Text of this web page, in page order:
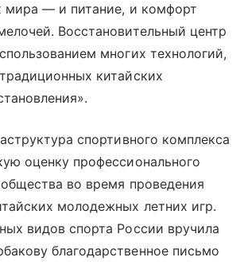
мира — и питание, и комфорт
Восстановительный центр
многих технологий,
китайских
спортивного комплекса
оценку профессионального
во время проведения
молодежных летних игр.
видов спорта России вручила
благодарственное письмо